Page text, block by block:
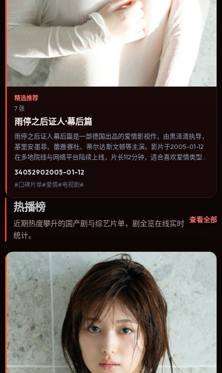
精选推荐
7 张
雨停之后证人·幕后篇
雨停之后证人·幕后篇是一部德国出品的爱情影视作，由黑泽清执导，
基里安·墨菲、蕾雅·赛杜、蒂尔达·斯文顿等主演。影片于2005-01-12
在多地院线与网络平台陆续上线，片长112分钟，适合喜欢爱情类型、
节奏与视听语言统一，可作为休闲观影或类型片补片的选择。
34052902005-01-12
#口碑片单#爱情#电视剧#
热播榜
近期热度攀升的国产剧与综艺片单，剧全览在线实时
统计。
查看全部